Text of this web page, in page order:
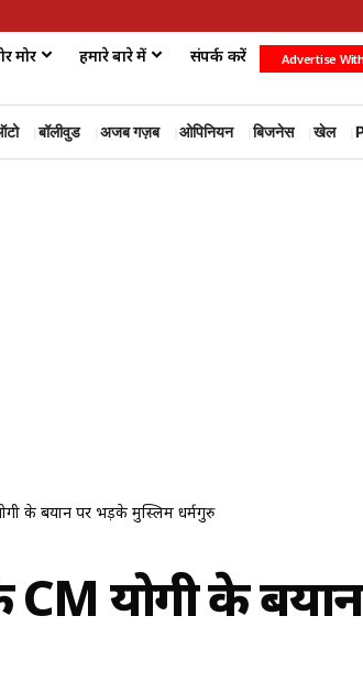
मोर हमारे बारे में संपर्क करें Advertise
बॉलीवुड अजब गज़ब ओपिनियन बिजनेस खेल
के बयान पर भड़के मुस्लिम धर्मगुरु
CM योगी के बयान